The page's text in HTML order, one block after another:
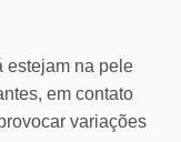
estejam na pele
em contato
variações